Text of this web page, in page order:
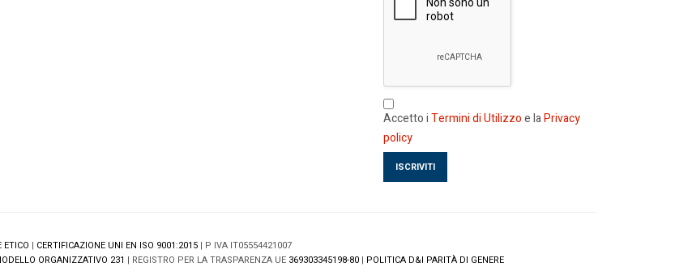
Accetto iTermini di Utilizzoe laPrivacy
policy
ETICO | CERTIFICAZIONE UNI EN ISO 9001:2015| P IVA IT05554421007
ORGANIZZATIVO 231 | REGISTRO PER LA TRASPARENZA UE 369303345198-80 | POLITICA D&I PARITÀ DI GENERE